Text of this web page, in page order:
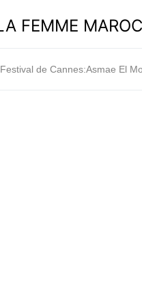
Festival de Cannes:Asmae El